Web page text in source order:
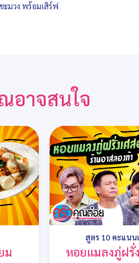
ะมวง พร้อมเสิร์ฟ
อาจสนใจ
ม
สูตร 10 คะแนน
หอยแมลงภู่ฝรั่